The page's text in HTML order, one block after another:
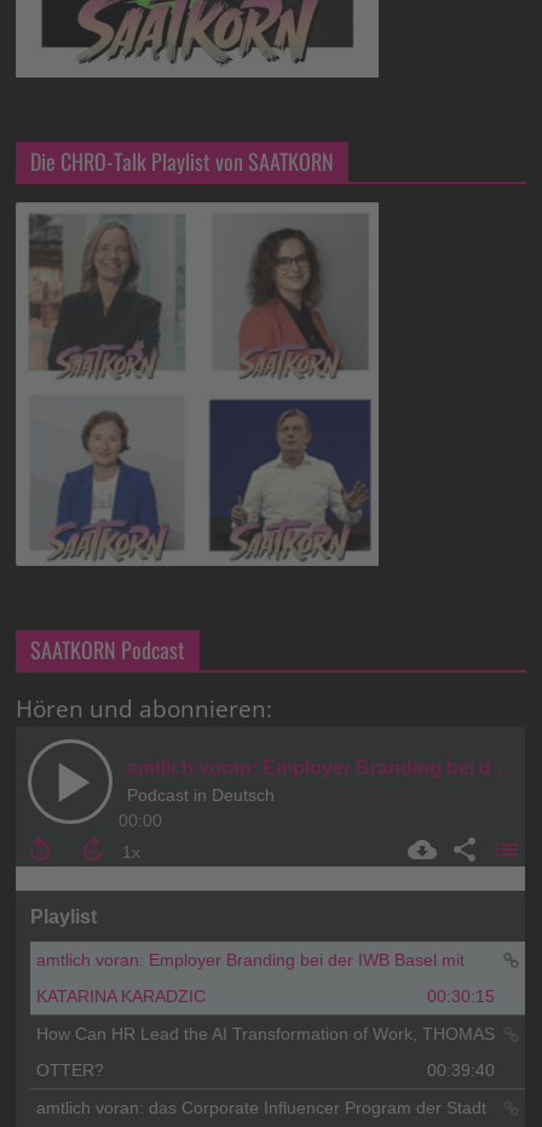
Die CHRO-Talk Playlist von SAATKORN
SAATKORN Podcast
Hören und abonnieren: